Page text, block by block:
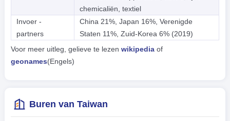
chemicaliën, textiel
Invoer -
partners
China 21%, Japan 16%, Verenigde
Staten 11%, Zuid-Korea 6% (2019)
Voor meer uitleg, gelieve te lezen wikipediaof
geonames(Engels)
Buren van Taiwan